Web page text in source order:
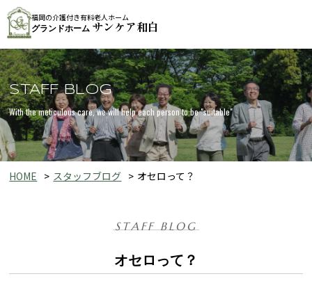
福岡の介護付き有料老人ホーム
グランドホーム サンケア和白
STAFF BLOG
With the meticulous care, we will help each person to be "suitable"
HOME スタッフブログ オセロって？
STAFF BLOG
オセロって？